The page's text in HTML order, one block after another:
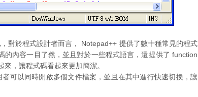
對於程式設計者而言， Notepad++ 提供了數十種常見的程式
內容一目了然，並且對於一些程式語言，還提供了 function
，讓程式碼看起來更加簡潔。
可以同時開啟多個文件檔案，並且在其中進行快速切換，讓